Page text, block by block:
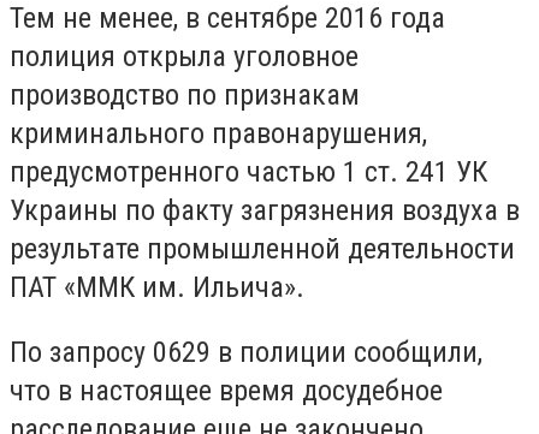
Тем не менее, в сентябре 2016 года
полиция открыла уголовное
производство по признакам
криминального правонарушения,
предусмотренного частью 1 ст. 241 УК
Украины по факту загрязнения воздуха в
результате промышленной деятельности
ПАТ «ММК им. Ильича».
По запросу 0629 в полиции сообщили,
что в настоящее время досудебное